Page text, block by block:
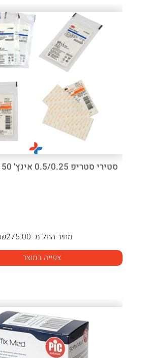
סטירי סטריפ 0.5/0.25 אינץ' 50 מעטפות 3M
מחיר החל מ־ ₪275.00
צפייה במוצר